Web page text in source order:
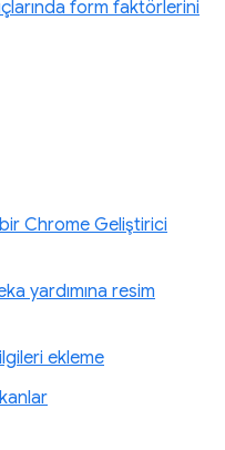
form faktörlerini
Chrome Geliştirici
yardımına resim
ekleme